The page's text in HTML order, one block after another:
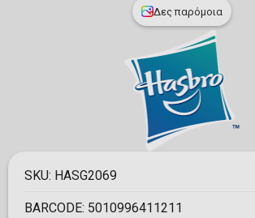
Δες παρόμοια
SKU: HASG2069
BARCODE: 5010996411211